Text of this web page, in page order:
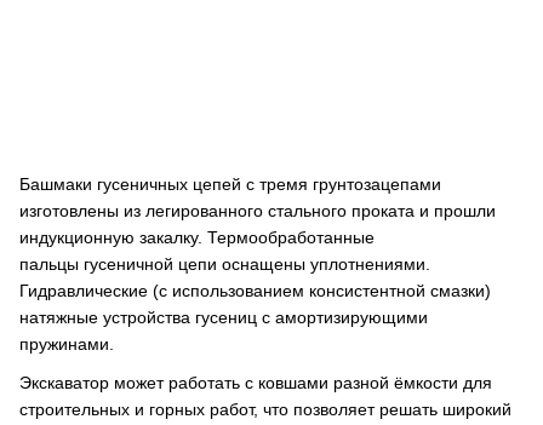
Башмаки гусеничных цепей с тремя грунтозацепами
изготовлены из легированного стального проката и прошли
индукционную закалку. Термообработанные
пальцы гусеничной цепи оснащены уплотнениями.
Гидравлические (с использованием консистентной смазки)
натяжные устройства гусениц с амортизирующими
пружинами.
Экскаватор может работать с ковшами разной ёмкости для
строительных и горных работ, что позволяет решать широкий